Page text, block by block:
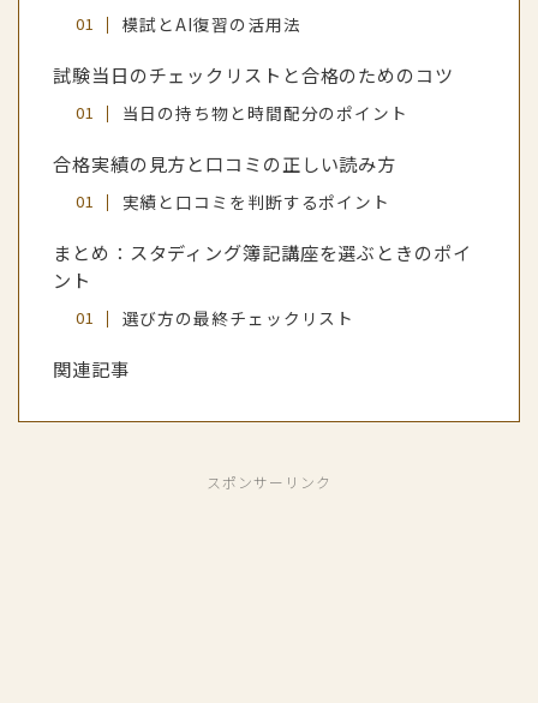
模試とAI復習の活用法
試験当日のチェックリストと合格のためのコツ
当日の持ち物と時間配分のポイント
合格実績の見方と口コミの正しい読み方
実績と口コミを判断するポイント
まとめ：スタディング簿記講座を選ぶときのポイ
ント
選び方の最終チェックリスト
関連記事
スポンサーリンク